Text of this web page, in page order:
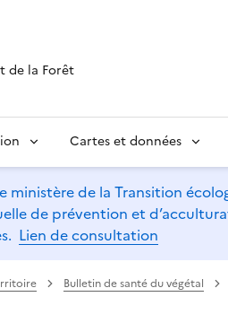
de la Forêt
Cartes et données
ministère de la Transition
de prévention et
Lien de consultation
Bulletin de santé du végétal